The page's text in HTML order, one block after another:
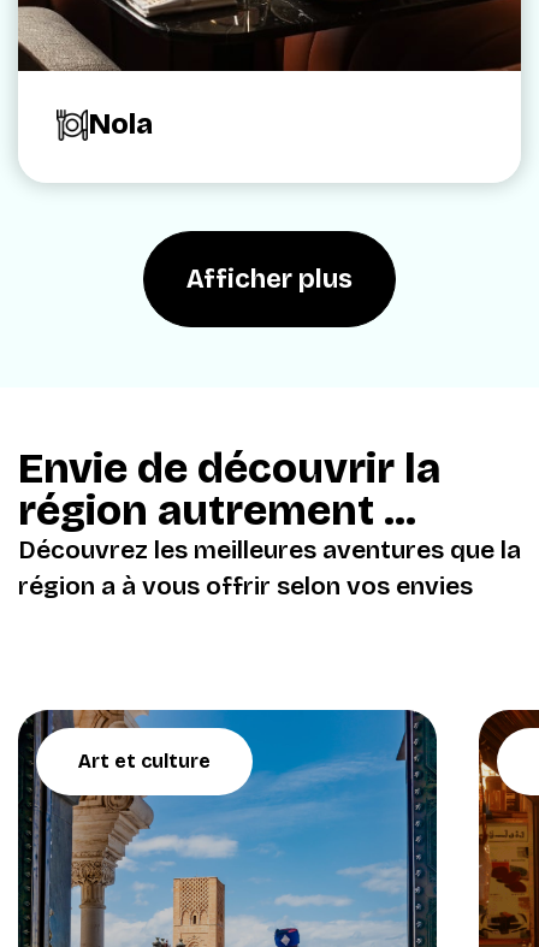
Nola
Afficher plus
Envie de découvrir la
région autrement ...
Découvrez les meilleures aventures que la
région a à vous offrir selon vos envies
Art et culture